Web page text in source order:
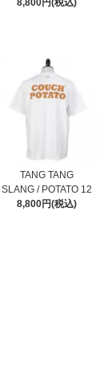
8,800円(税込)
TANG TANG
SLANG / POTATO 12
8,800円(税込)